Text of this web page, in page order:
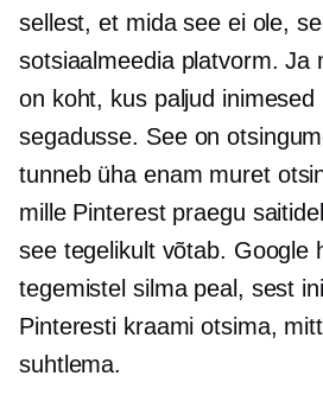
sellest, et mida see ei ole,
sotsiaalmeedia platvorm. Ja
on koht, kus paljud inimesed
segadusse. See on
tunneb üha enam muret
mille Pinterest praegu
see tegelikult võtab. Google
tegemistel silma peal, sest
Pinteresti kraami otsima,
suhtlema.